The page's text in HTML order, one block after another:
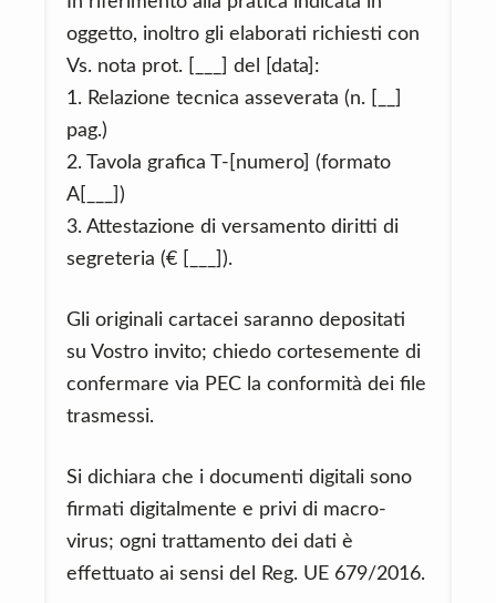
oggetto, inoltro gli elaborati richiesti con
Vs. nota prot. [___] del [data]:
1. Relazione tecnica asseverata (n. [__]
pag.)
2. Tavola grafica T-[numero] (formato
A[___])
3. Attestazione di versamento diritti di
segreteria (€ [___]).
Gli originali cartacei saranno depositati
su Vostro invito; chiedo cortesemente di
confermare via PEC la conformità dei file
trasmessi.
Si dichiara che i documenti digitali sono
firmati digitalmente e privi di macro-
virus; ogni trattamento dei dati è
effettuato ai sensi del Reg. UE 679/2016.